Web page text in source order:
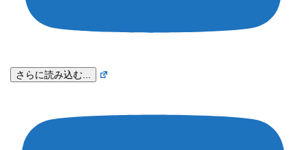
さらに読み込む...